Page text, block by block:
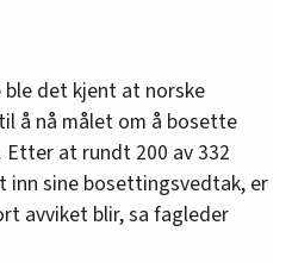
det kjent at norske
å nå målet om å bosette
Etter at rundt 200 av 332
inn sine bosettingsvedtak, er
avviket blir, sa fagleder